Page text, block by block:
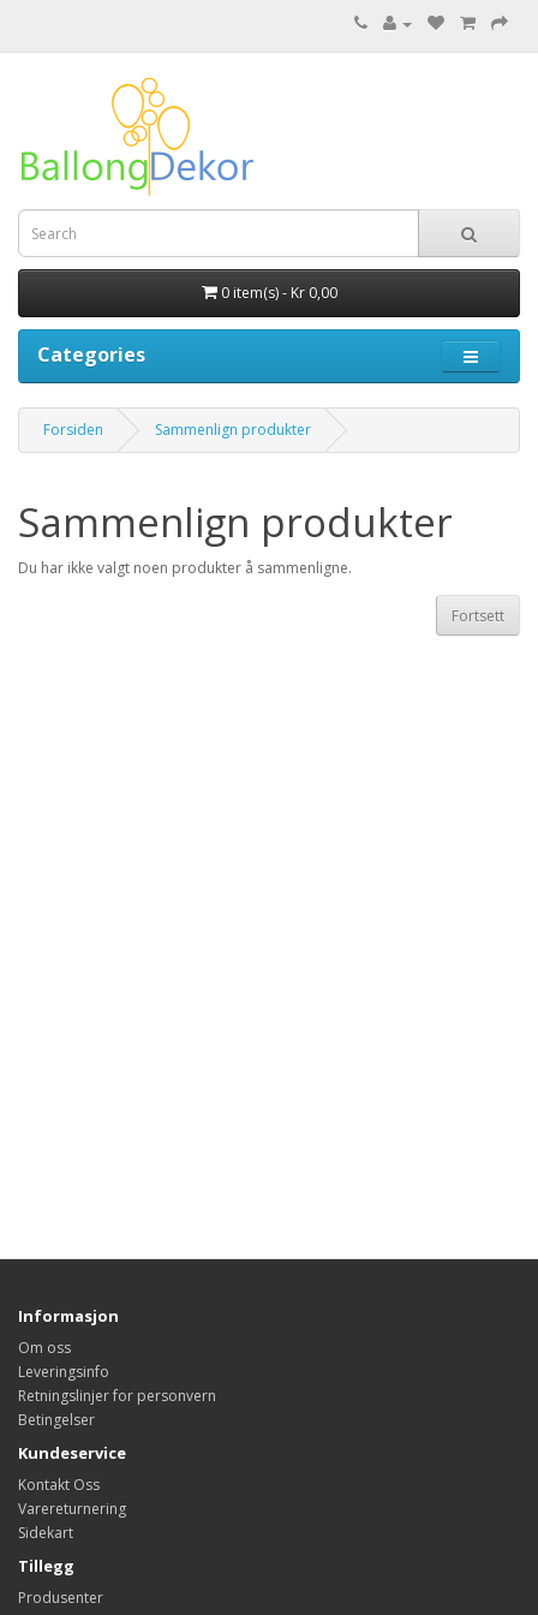
0 item(s) - Kr 0,00
Categories
Forsiden Sammenlign produkter
Sammenlign produkter
Du har ikke valgt noen produkter å sammenligne.
Fortsett
Informasjon
Om oss
Leveringsinfo
Retningslinjer for personvern
Betingelser
Kundeservice
Kontakt Oss
Varereturnering
Sidekart
Tillegg
Produsenter